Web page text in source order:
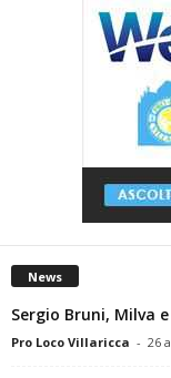
News
Sergio Bruni, Milva
Pro Loco Villaricca - 26